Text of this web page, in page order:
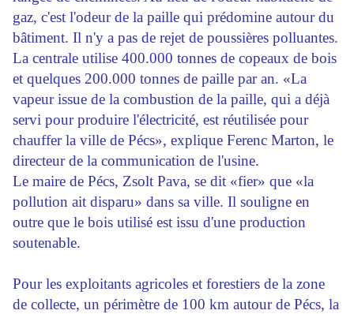
gaz, c'est l'odeur de la paille qui prédomine autour du
bâtiment. Il n'y a pas de rejet de poussières polluantes.
La centrale utilise 400.000 tonnes de copeaux de bois
et quelques 200.000 tonnes de paille par an. «La
vapeur issue de la combustion de la paille, qui a déjà
servi pour produire l'électricité, est réutilisée pour
chauffer la ville de Pécs», explique Ferenc Marton, le
directeur de la communication de l'usine.
Le maire de Pécs, Zsolt Pava, se dit «fier» que «la
pollution ait disparu» dans sa ville. Il souligne en
outre que le bois utilisé est issu d'une production
soutenable.
Pour les exploitants agricoles et forestiers de la zone
de collecte, un périmètre de 100 km autour de Pécs, la